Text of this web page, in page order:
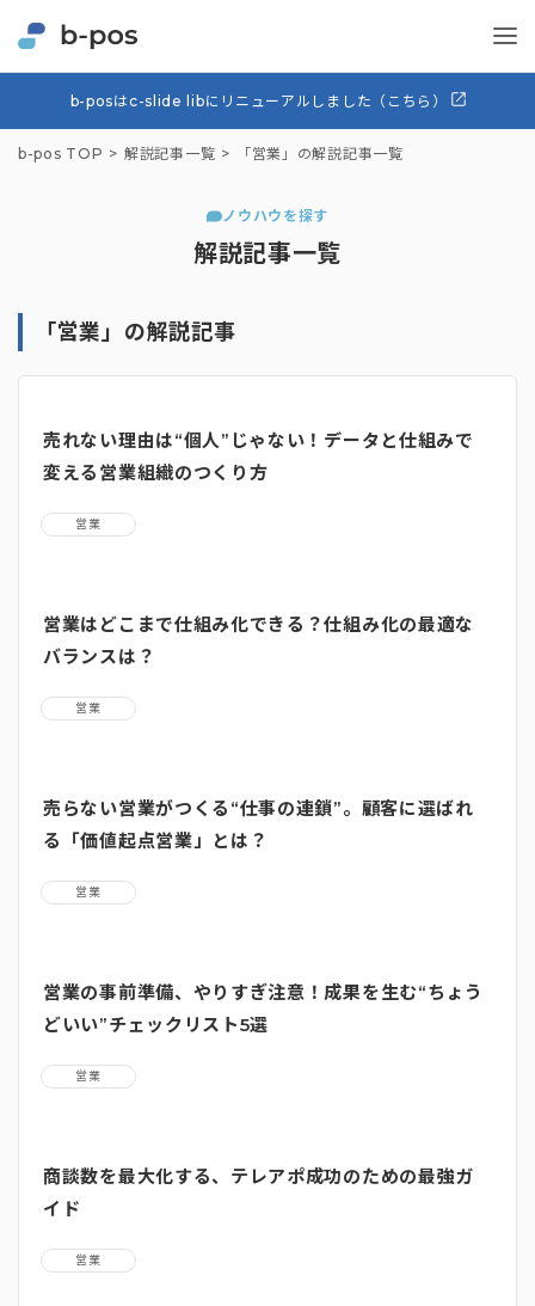
b-posはc-slide libにリニューアルしました（こちら）
b-pos TOP 解説記事一覧 「営業」の解説記事一覧
ノウハウを探す
解説記事一覧
「営業」の解説記事
売れない理由は“個人”じゃない！データと仕組みで
変える営業組織のつくり方
営業
営業はどこまで仕組み化できる？仕組み化の最適な
バランスは？
営業
売らない営業がつくる“仕事の連鎖”。顧客に選ばれ
る「価値起点営業」とは？
営業
営業の事前準備、やりすぎ注意！成果を生む“ちょう
どいい”チェックリスト5選
営業
商談数を最大化する、テレアポ成功のための最強ガ
イド
営業